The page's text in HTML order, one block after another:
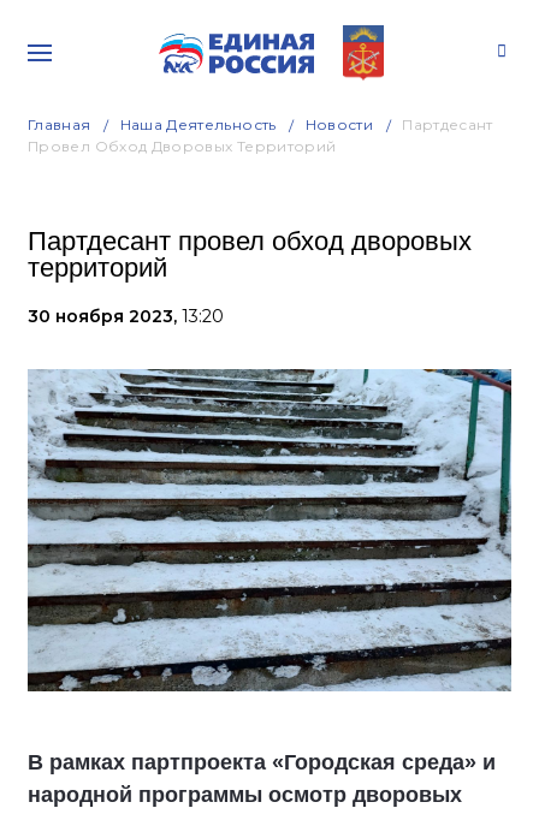
Главная Наша Деятельность Новости
Партдесант
Провел Обход Дворовых Территорий
Партдесант провел обход дворовых
территорий
30 ноября 2023, 13:20
В рамках партпроекта «Городская среда» и
народной программы осмотр дворовых